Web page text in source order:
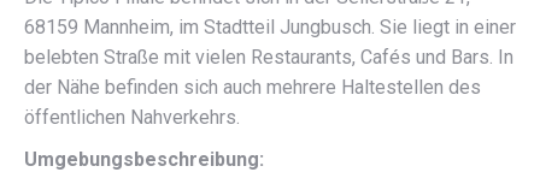
68159 Mannheim, im Stadtteil Jungbusch. Sie liegt in einer
belebten Straße mit vielen Restaurants, Cafés und Bars. In
der Nähe befinden sich auch mehrere Haltestellen des
öffentlichen Nahverkehrs.
Umgebungsbeschreibung: